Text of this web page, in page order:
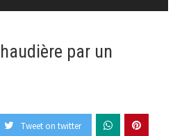
par un
Tweet on twitter